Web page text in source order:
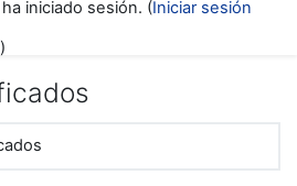
iniciado sesión. (Iniciar sesión
)